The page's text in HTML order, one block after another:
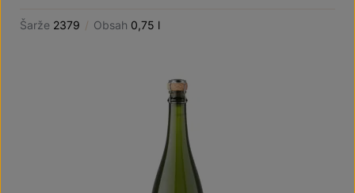
Šarže 2379 / Obsah 0,75 l